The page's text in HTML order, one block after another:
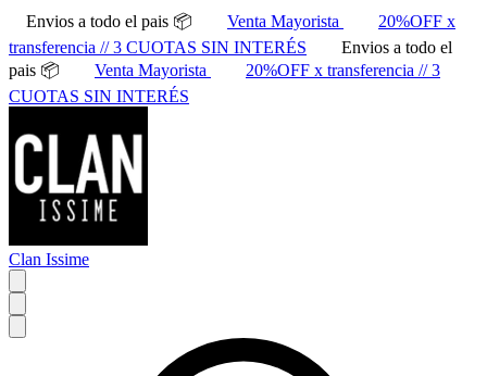
Envios a todo el pais 📦 Venta Mayorista
20%OFF x
transferencia // 3 CUOTAS SIN INTERÉS
Envios a todo el
pais 📦
Venta Mayorista
20%OFF x transferencia // 3
CUOTAS SIN INTERÉS
Clan Issime